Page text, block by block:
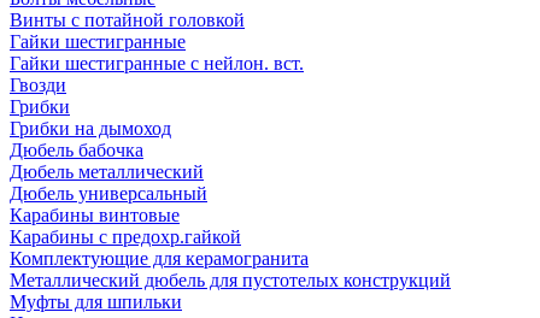
Винты с потайной головкой
Гайки шестигранные
Гайки шестигранные с нейлон. вст.
Гвозди
Грибки
Грибки на дымоход
Дюбель бабочка
Дюбель металлический
Дюбель универсальный
Карабины винтовые
Карабины с предохр.гайкой
Комплектующие для керамогранита
Металлический дюбель для пустотелых конструкций
Муфты для шпильки